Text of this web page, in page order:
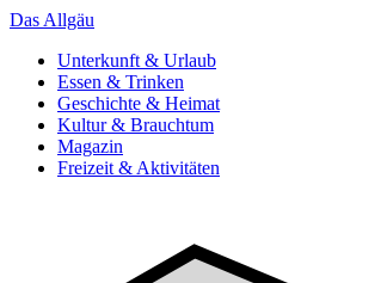
Das Allgäu
Unterkunft & Urlaub
Essen & Trinken
Geschichte & Heimat
Kultur & Brauchtum
Magazin
Freizeit & Aktivitäten